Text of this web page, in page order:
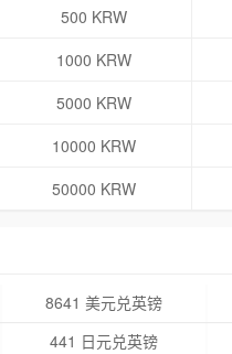
500 KRW
1000 KRW
5000 KRW
10000 KRW
50000 KRW
8641 美元兑英镑
441 日元兑英镑